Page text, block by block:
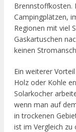
Brennstoffkosten.
Campingplätzen,
Regionen mit viel
Gaskartuschen
keinen
Ein weiterer
Holz oder Kohle
Solarkocher
wenn man auf
in trockenen
ist im Vergleich